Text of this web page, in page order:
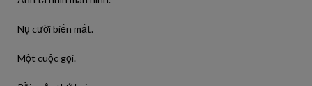
Nụ cười biến mất.
Một cuộc gọi.